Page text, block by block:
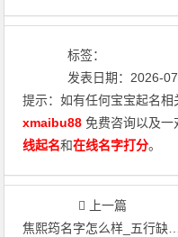
标签：
发表日期：2026-
提示：如有任何宝宝起名相
xmaibu88免费咨询以及
线起名和在线名字打分。
上一篇
焦熙筠名字怎么样_五行缺金取名焦熙筠